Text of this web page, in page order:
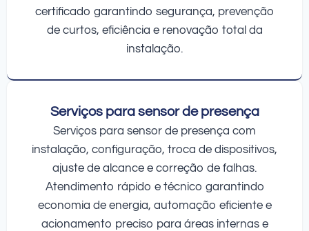
certificado garantindo segurança, prevenção
de curtos, eficiência e renovação total da
instalação.
Serviços para sensor de presença
Serviços para sensor de presença com
instalação, configuração, troca de dispositivos,
ajuste de alcance e correção de falhas.
Atendimento rápido e técnico garantindo
economia de energia, automação eficiente e
acionamento preciso para áreas internas e